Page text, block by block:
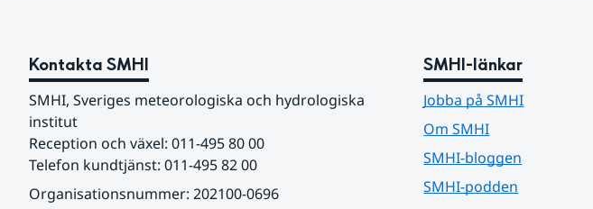
Kontakta SMHI
SMHI, Sveriges meteorologiska och hydrologiska
institut
Reception och växel: 011-495 80 00
Telefon kundtjänst: 011-495 82 00
Organisationsnummer: 202100-0696
SMHI-länkar
Jobba på SMHI
Om SMHI
SMHI-bloggen
SMHI-podden